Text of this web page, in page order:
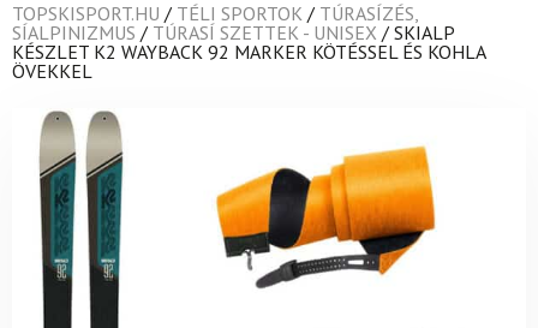
TOPSKISPORT.HU / TÉLI SPORTOK / TÚRASÍZÉS,
SÍALPINIZMUS / TÚRASÍ SZETTEK - UNISEX / SKIALP
KÉSZLET K2 WAYBACK 92 MARKER KÖTÉSSEL ÉS KOHLA
ÖVEKKEL